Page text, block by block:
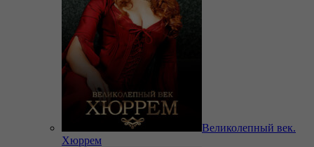
Великолепный век.
Хюррем